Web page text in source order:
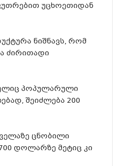
უცხოეთიდან
ნიშნავს, რომ
ძირითადი
პოპულარული
შეიძლება 200
ცნობილი
დოლარზე მეტიც კი